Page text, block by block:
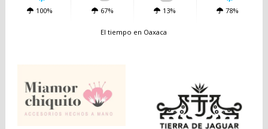
100% 67% 13% 78%
El tiempo en Oaxaca